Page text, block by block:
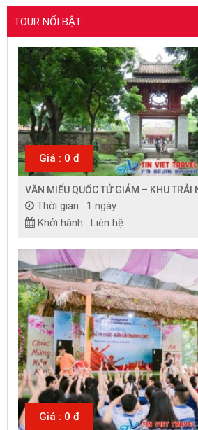
TOUR NỔI BẬT
Giá : 0 đ
VĂN MIẾU QUỐC TỬ GIÁM – KHU TRẢI
Thời gian : 1 ngày
Khởi hành : Liên hệ
Giá : 0 đ